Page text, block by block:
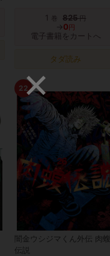
1 巻 825円
→0 円
電子書籍をカートへ
タダ読み
22
闇金ウシジマくん外伝 肉蝮
伝説